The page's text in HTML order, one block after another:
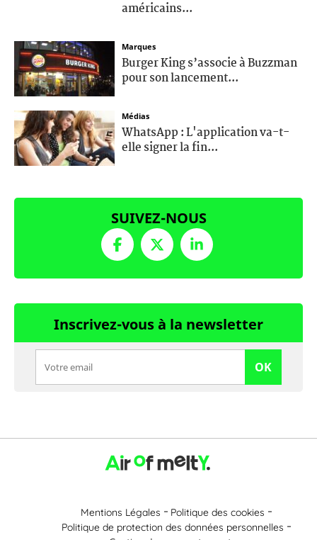
américains...
Marques
Burger King s’associe à Buzzman
pour son lancement...
Médias
WhatsApp : L'application va-t-
elle signer la fin...
SUIVEZ-NOUS
Inscrivez-vous à la newsletter
OK
Mentions Légales
Politique des cookies
Politique de protection des données personnelles